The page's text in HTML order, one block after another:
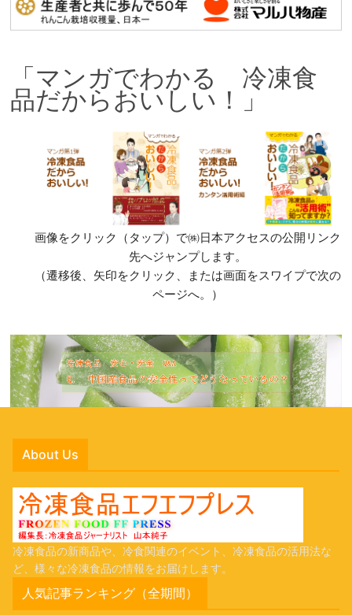
「マンガでわかる 冷凍食
品だからおいしい！」
画像をクリック（タップ）で㈱日本アクセスの公開リンク
先へジャンプします。
（遷移後、矢印をクリック、または画面をスワイプで次の
ページへ。）
About Us
冷凍食品の新商品や、冷食関連のイベント、冷凍食品の活用法な
ど、様々な冷凍食品の情報をお届けします。
人気記事ランキング（全期間）